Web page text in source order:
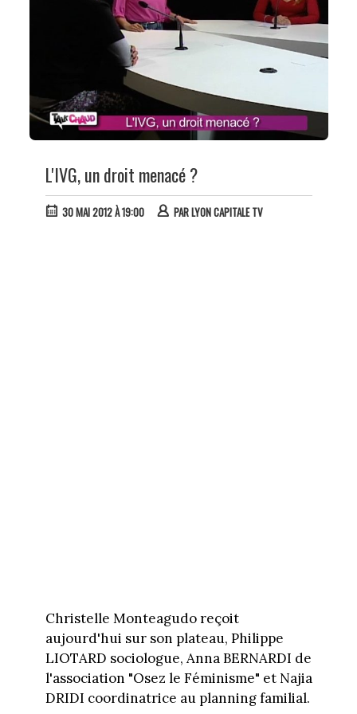
L'IVG, un droit menacé ?
30 MAI 2012 À 19:00 PARLYON CAPITALE TV
Christelle Monteagudo reçoit
aujourd'hui sur son plateau, Philippe
LIOTARD sociologue, Anna BERNARDI de
l'association "Osez le Féminisme" et Najia
DRIDI coordinatrice au planning familial.